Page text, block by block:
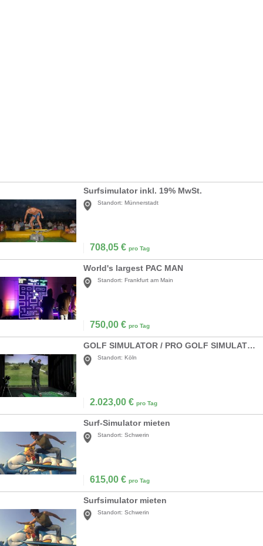
Surfsimulator inkl. 19% MwSt.
Standort: Münnerstadt
708,05 € pro Tag
World's largest PAC MAN
Standort: Frankfurt am Main
750,00 € pro Tag
GOLF SIMULATOR / PRO GOLF SIMULATION
Standort: Köln
2.023,00 € pro Tag
Surf-Simulator mieten
Standort: Schwerin
615,00 € pro Tag
Surfsimulator mieten
Standort: Schwerin